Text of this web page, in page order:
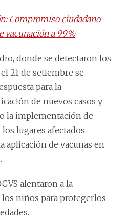
Compromiso ciudadano
vacunación a 99%
donde se detectaron los
21 de setiembre se
para la
de nuevos casos y
la implementación de
lugares afectados.
aplicación de vacunas en
alentaron a la
los niños para protegerlos